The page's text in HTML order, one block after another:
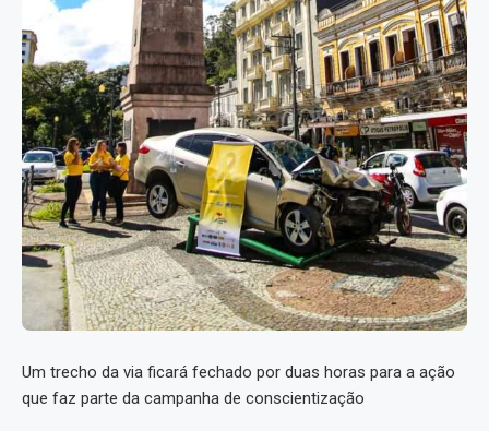
Um trecho da via ficará fechado por duas horas para a ação
que faz parte da campanha de conscientização